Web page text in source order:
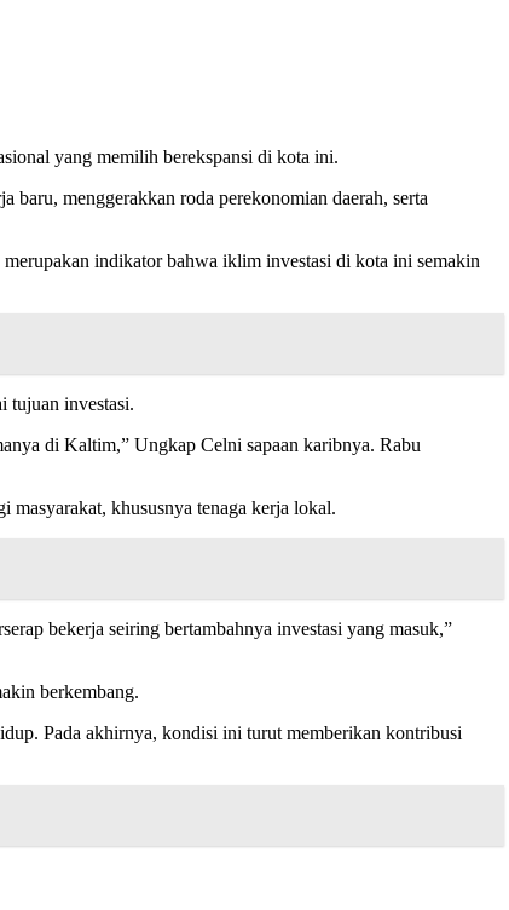
yang memilih berekspansi di kota ini.
baru, menggerakkan roda perekonomian daerah, serta
indikator bahwa iklim investasi di kota ini semakin
tujuan investasi.
di Kaltim,” Ungkap Celni sapaan karibnya. Rabu
masyarakat, khususnya tenaga kerja lokal.
bekerja seiring bertambahnya investasi yang masuk,”
berkembang.
Pada akhirnya, kondisi ini turut memberikan kontribusi